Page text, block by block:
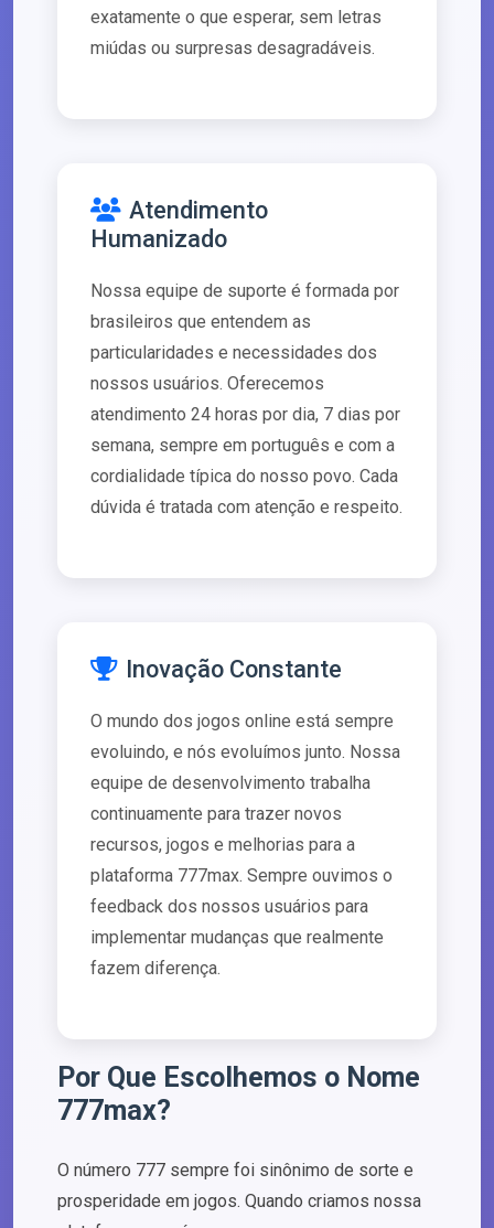
exatamente o que esperar, sem letras
miúdas ou surpresas desagradáveis.
Atendimento
Humanizado
Nossa equipe de suporte é formada por
brasileiros que entendem as
particularidades e necessidades dos
nossos usuários. Oferecemos
atendimento 24 horas por dia, 7 dias por
semana, sempre em português e com a
cordialidade típica do nosso povo. Cada
dúvida é tratada com atenção e respeito.
Inovação Constante
O mundo dos jogos online está sempre
evoluindo, e nós evoluímos junto. Nossa
equipe de desenvolvimento trabalha
continuamente para trazer novos
recursos, jogos e melhorias para a
plataforma 777max. Sempre ouvimos o
feedback dos nossos usuários para
implementar mudanças que realmente
fazem diferença.
Por Que Escolhemos o Nome
777max?
O número 777 sempre foi sinônimo de sorte e
prosperidade em jogos. Quando criamos nossa